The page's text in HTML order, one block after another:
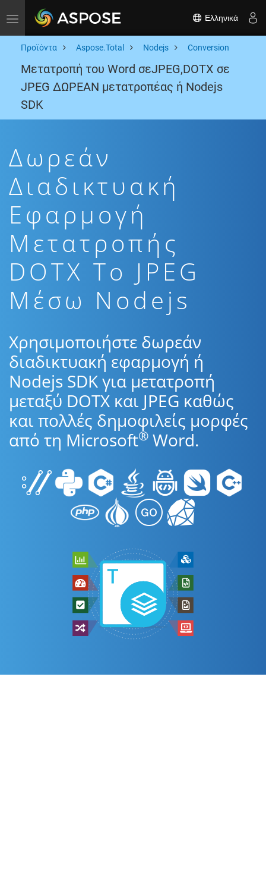
Toggle navigation Ελληνικά
Προϊόντα Aspose.Total Nodejs Conversion
Μετατροπή του Word σεJPEG,DOTX σε
JPEG ΔΩΡΕΑΝ μετατροπέας ή Nodejs
SDK
Δωρεάν
Διαδικτυακή
Εφαρμογή
Μετατροπής
DOTX To JPEG
Μέσω Nodejs
Χρησιμοποιήστε δωρεάν
διαδικτυακή εφαρμογή ή
Nodejs SDK για μετατροπή
μεταξύ DOTX και JPEG καθώς
και πολλές δημοφιλείς μορφές
από τη Microsoft® Word.